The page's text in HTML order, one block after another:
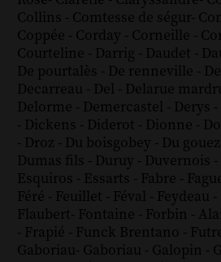
Collins - Comtesse de ségur-
Coppée - Corday - Corneille -
Courteline - Darrig - Daudet -
De pourtalès - De renneville -
Decarreau - Del - Delarue
Delorme - Demercastel - Derys -
- Dickens - Diderot - Dionne -
- Droz - Du boisgobey - Du
Dumas fils - Duruy - Duvernois -
Esquiros - Essarts - Fabre -
Féré - Feuillet - Féval - Feydeau -
Flaubert- Fontaine - Forbin -
- Frapié - Funck Brentano -
Gaboriau- Gaboriau - Galopin -